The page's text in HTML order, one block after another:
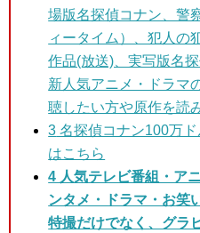
場版名探偵コナン、警
ィータイム）、犯人の
作品(放送)、実写版名
新人気アニメ・ドラマ
聴したい方や原作を読
3 名探偵コナン100万
はこちら
4 人気テレビ番組・ア
ンタメ・ドラマ・お笑
特撮だけでなく、グラ